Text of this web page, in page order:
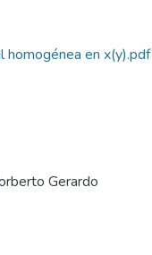
homogénea en x(y).pdf
Gerardo